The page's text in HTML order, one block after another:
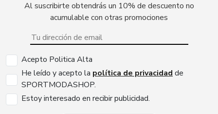
Al suscribirte obtendrás un 10% de descuento no
acumulable con otras promociones
Acepto Politica Alta
He leído y acepto la política de privacidad de
SPORTMODASHOP.
Estoy interesado en recibir publicidad.